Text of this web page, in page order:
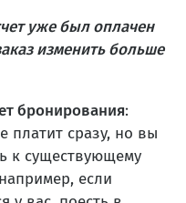
уже был оплачен
изменить больше
бронирования:
платит сразу, но вы
к существующему
если